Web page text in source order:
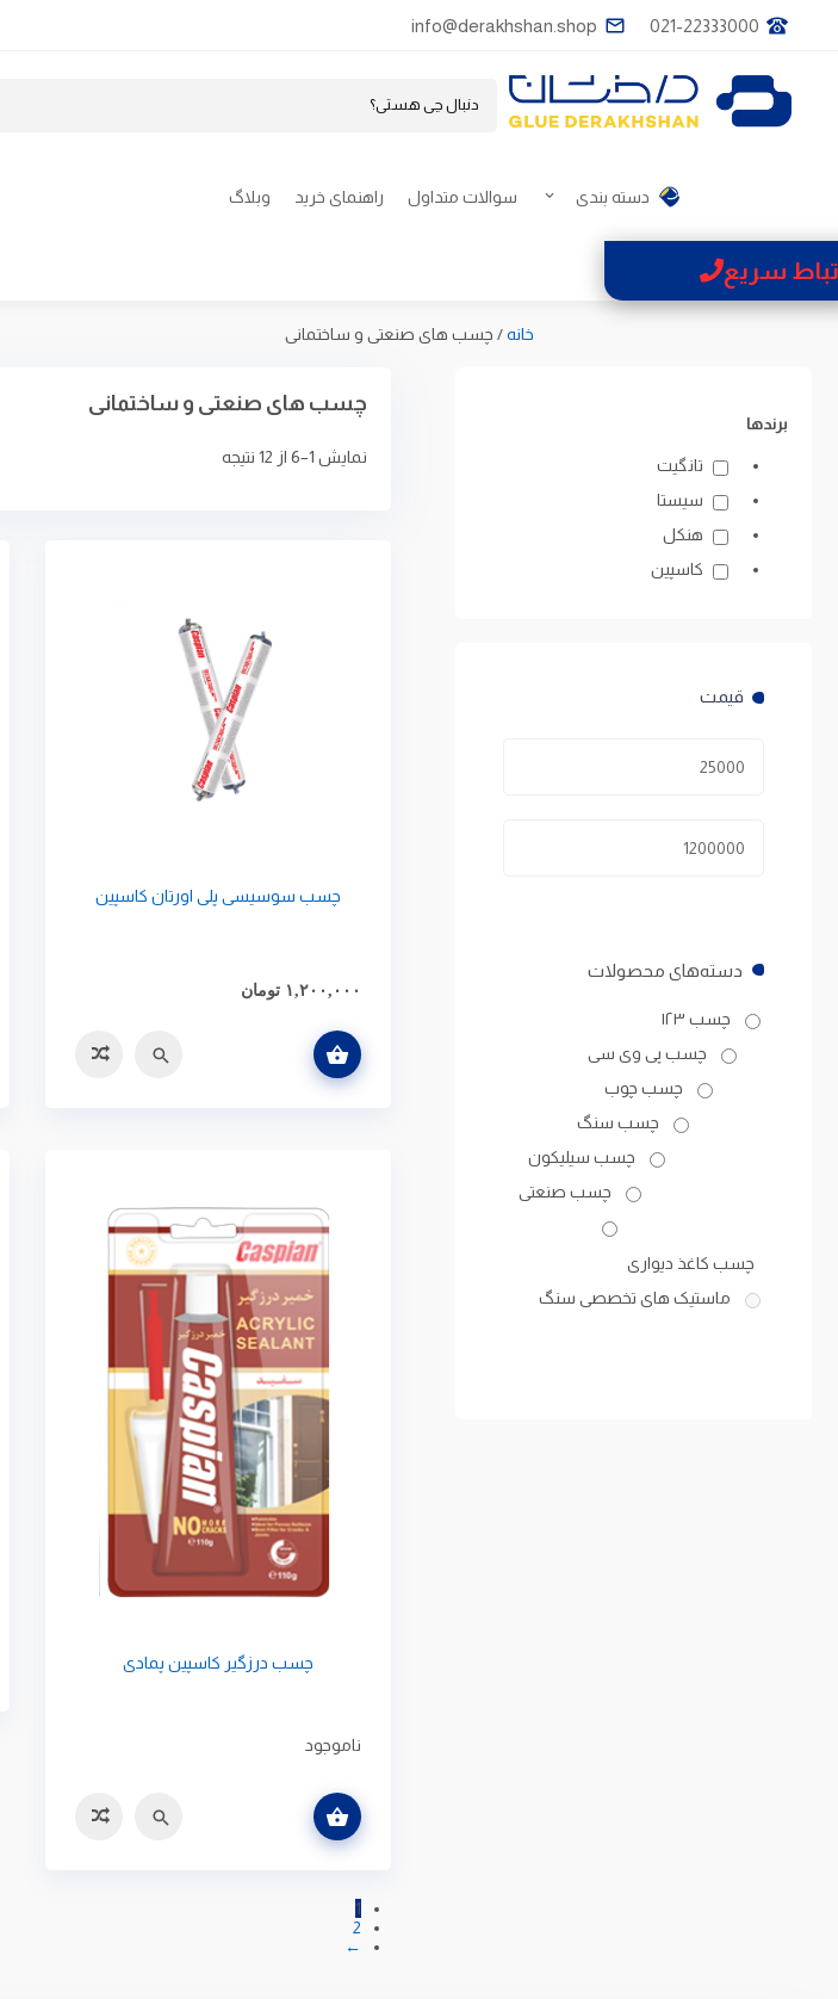
info@derakhshan.shop 021-22333000
دسته بندی سوالات متداول راهنمای خرید وبلاگ
سریع
خانه/ چسب های صنعتی و ساختمانی
چسب های صنعتی و ساختمانی
نمایش 1–6 از 12 نتیجه
چسب سوسیسی پلی اورتان کاسپین
۱,۲۰۰,۰۰۰ تومان
مقایسه
افزودن به سبد خرید
چسب درزگیر کاسپین پمادی
ناموجود
مقایسه
1
2
←
برندها
تانگیت
سیستا
هنکل
کاسپین
دسته‌های محصولات
چسب ۱۲۳
چسب پی وی سی
چسب چوب
چسب سنگ
چسب سیلیکون
چسب صنعتی
چسب کاغذ دیواری
ماستیک های تخصصی سنگ